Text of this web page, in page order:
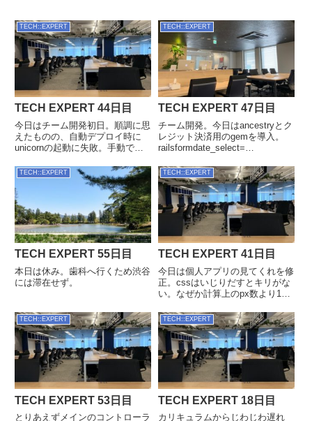
TECH::EXPERT
TECH EXPERT 44日目
今日はチーム開発初日。順調に思
えたものの、自動デプロイ時に
unicornの起動に失敗。手動で起
連してそうな箇所をしらみつぶし
に当たったけれども解決方法不
明。ちょっと今日は途中休憩で
す。Rails...
TECH::EXPERT
TECH EXPERT 47日目
チーム開発。今日はancestryとク
レジット決済用のgemを導入。
railsformdate_select=
start_year: 1900, end_year:
Time.curren...
TECH::EXPERT
TECH EXPERT 55日目
本日は休み。歯科へ行くため渋谷
には滞在せず。
TECH::EXPERT
TECH EXPERT 41日目
今日は個人アプリの見てくれを修
正。cssはいじりだすとキリがな
い。なぜか計算上のpx数より1px
掴めずに時間だけが過ぎていく。
ぶっちゃけIRチェックとメールで
のalert機能は完成しているので、
見た目はどうだっ...
TECH::EXPERT
TECH EXPERT 53日目
とりあえずメインのコントローラ
TECH::EXPERT
TECH EXPERT 18日目
カリキュラムからじわじわ遅れ